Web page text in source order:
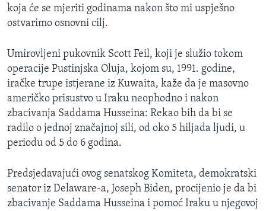
koja će se mjeriti godinama nakon što mi uspješno
ostvarimo osnovni cilj.
Umirovljeni pukovnik Scott Feil, koji je služio tokom
operacije Pustinjska Oluja, kojom su, 1991. godine,
iračke trupe istjerane iz Kuwaita, kaže da je masovno
američko prisustvo u Iraku neophodno i nakon
zbacivanja Saddama Husseina: Rekao bih da bi se
radilo o jednoj značajnoj sili, od oko 5 hiljada ljudi, u
periodu od 5 do 6 godina.
Predsjedavajući ovog senatskog Komiteta, demokratski
senator iz Delaware-a, Joseph Biden, procijenio je da bi
zbacivanje Saddama Husseina i pomoć Iraku u njegovoj